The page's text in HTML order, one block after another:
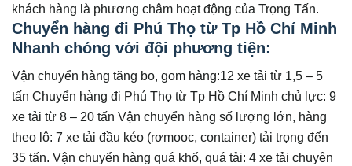
khách hàng là phương châm hoạt động của Trọng Tấn.
Chuyển hàng đi Phú Thọ từ Tp Hồ Chí Minh
Nhanh chóng với đội phương tiện:
Vận chuyển hàng tăng bo, gom hàng:12 xe tải từ 1,5 – 5
tấn Chuyển hàng đi Phú Thọ từ Tp Hồ Chí Minh chủ lực: 9
xe tải từ 8 – 20 tấn Vận chuyển hàng số lượng lớn, hàng
theo lô: 7 xe tải đầu kéo (rơmooc, container) tải trọng đến
35 tấn. Vận chuyển hàng quá khổ, quá tải: 4 xe tải chuyên